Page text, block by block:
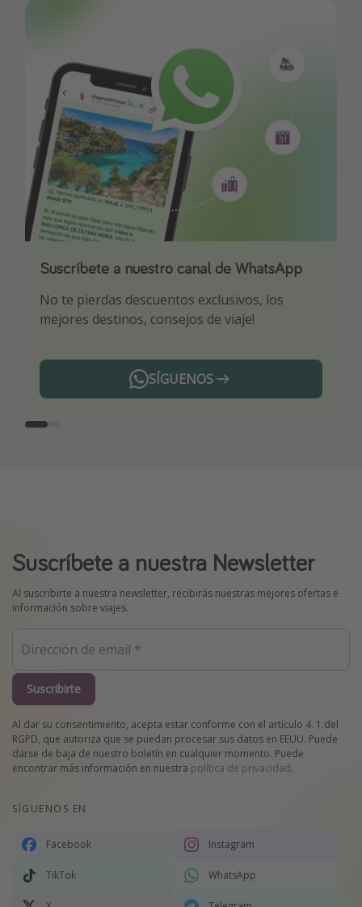
Suscríbete a nuestro canal de WhatsApp
No te pierdas descuentos exclusivos, los
mejores destinos, consejos de viaje!
SÍGUENOS
Descarga nuestra app
Sé el primero en reservar nuestros chollazos
¡Suscríbete a nuestro canal de Telegram!
¡Recibe las mejores ofertas seleccionadas para
ti por nuestros expertos en viajes
Telegram
Suscríbete a nuestra Newsletter
Al suscribirte a nuestra newsletter, recibirás nuestras mejores ofertas e
información sobre viajes.
Suscribirte
Al dar su consentimiento, acepta estar conforme con el artículo 4. 1.del
RGPD, que autoriza que se puedan procesar sus datos en EEUU. Puede
darse de baja de nuestro boletín en cualquier momento. Puede
encontrar más información en nuestra política de privacidad.
SÍGUENOS EN
Facebook Instagram
TikTok WhatsApp